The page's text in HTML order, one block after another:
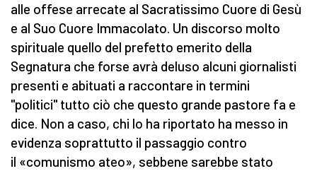
alle offese arrecate al Sacratissimo Cuore di Gesù
e al Suo Cuore Immacolato. Un discorso molto
spirituale quello del prefetto emerito della
Segnatura che forse avrà deluso alcuni giornalisti
presenti e abituati a raccontare in termini
"politici" tutto ciò che questo grande pastore fa e
dice. Non a caso, chi lo ha riportato ha messo in
evidenza soprattutto il passaggio contro
il «comunismo ateo», sebbene sarebbe stato